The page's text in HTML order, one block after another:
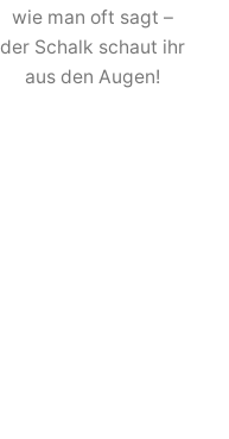
wie man oft sagt –
der Schalk schaut ihr
aus den Augen!